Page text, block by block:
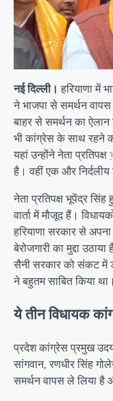
नई दिल्ली। हरियाणा में
ने भाजपा से समर्थन
बाहर से समर्थन का
भी कांग्रेस के साथ रहने
यहां उन्होंने नेता प्रतिपक्ष
है। वहीं एक और
नेता प्रतिपक्ष भूपेंद्र
वार्ता में मौजूद हैं।
हरियाणा सरकार से
बेरोजगारी का मुद्दा
सैनी सरकार को संकट में
ने बहुतम साबित किया था।
ये तीन विधायक
प्रदेश कांग्रेस प्रमुख उदय
सांगवान, रणधीर सिंह
समर्थन वापस ले लिया है